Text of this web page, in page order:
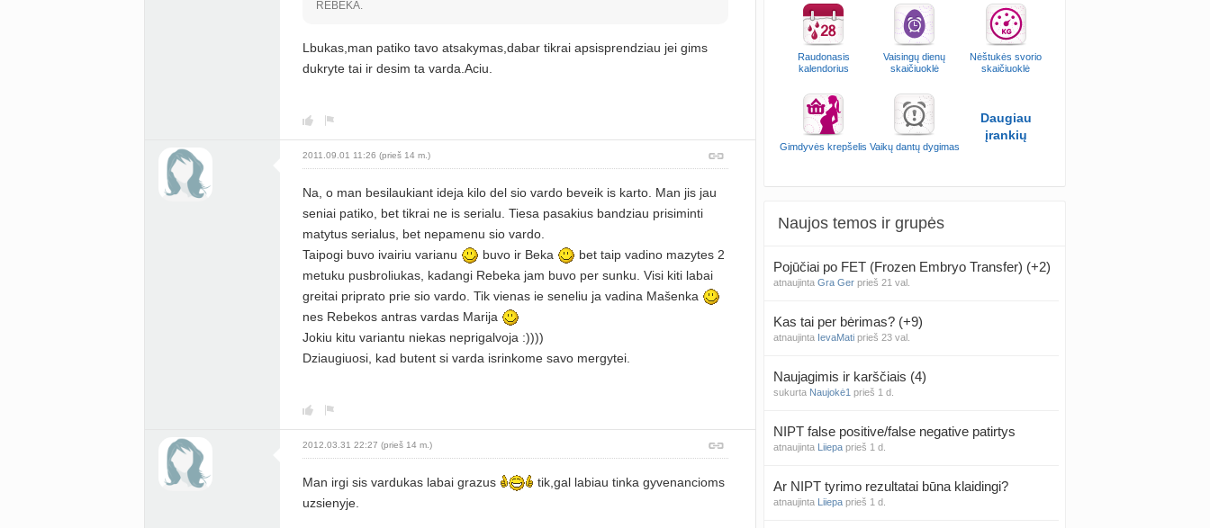
REBEKA.
Lbukas,man patiko tavo atsakymas,dabar tikrai apsisprendziau jei gims
dukryte tai ir desim ta varda.Aciu.
2011.09.01 11:26 (prieš 14 m.)
Na, o man besilaukiant ideja kilo del sio vardo beveik is karto. Man jis jau
seniai patiko, bet tikrai ne is serialu. Tiesa pasakius bandziau prisiminti
matytus serialus, bet nepamenu sio vardo.
Taipogi buvo ivairiu varianu
buvo ir Beka
bet taip vadino mazytes 2
metuku pusbroliukas, kadangi Rebeka jam buvo per sunku. Visi kiti labai
greitai priprato prie sio vardo. Tik vienas ie seneliu ja vadina Mašenka
nes Rebekos antras vardas Marija
Jokiu kitu variantu niekas neprigalvoja :))))
Dziaugiuosi, kad butent si varda isrinkome savo mergytei.
2012.03.31 22:27 (prieš 14 m.)
Man irgi sis vardukas labai grazus
tik,gal labiau tinka gyvenancioms
uzsienyje.
Raudonasis
kalendorius
Vaisingų dienų
skaičiuoklė
Nėštukės svorio
skaičiuoklė
Gimdyvės krepšelis Vaikų dantų dygimas
Daugiau
įrankių
Naujos temos ir grupės
Pojūčiai po FET (Frozen Embryo Transfer) (+2)
atnaujinta Gra Ger prieš 21 val.
Kas tai per bėrimas? (+9)
atnaujinta IevaMati prieš 23 val.
Naujagimis ir karščiais (4)
sukurta Naujokė1 prieš 1 d.
NIPT false positive/false negative patirtys
atnaujinta Liiepa prieš 1 d.
Ar NIPT tyrimo rezultatai būna klaidingi?
atnaujinta Liiepa prieš 1 d.